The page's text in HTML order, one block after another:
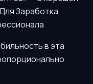
Заработка
в эта